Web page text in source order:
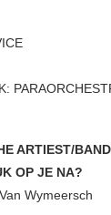
ARTIEST/
OP JE NA?
Wymeersch